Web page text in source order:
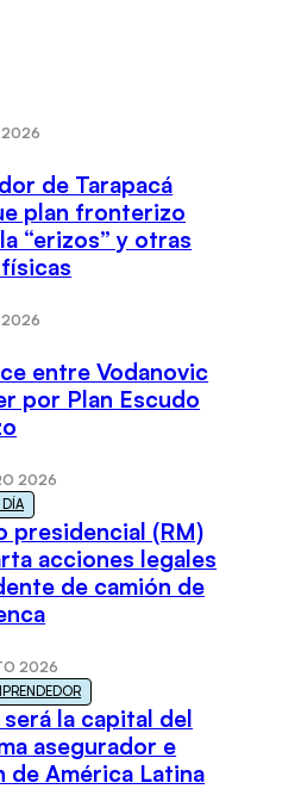
2026
de Tarapacá
plan fronterizo
“erizos” y otras
2026
entre Vodanovic
por Plan Escudo
2026
DÍA
presidencial (RM)
acciones legales
de camión de
2026
la capital del
asegurador e
de América Latina